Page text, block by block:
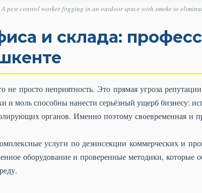
A pest control worker fogging in an outdoor space with smoke to
и склада:
просто неприятность. Это прямая угроза
и моль способны нанести серьёзный ущерб бизнесу:
органов. Именно поэтому своевременная и
услуги по дезинсекции коммерческих и
оборудование и проверенные методики, которые